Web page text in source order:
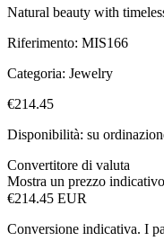
Natural beauty with
Riferimento: MIS166
Categoria: Jewelry
€214.45
Disponibilità: su
Convertitore di valuta
Mostra un prezzo
€214.45 EUR
Conversione indicativa. I